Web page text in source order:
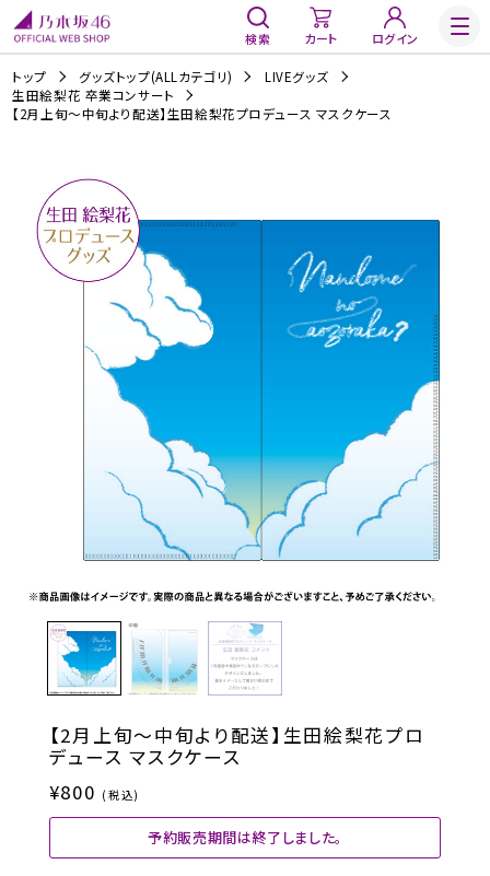
検索 カート ログイン
トップ グッズトップ(ALLカテゴリ)
LIVEグッズ
生田絵梨花 卒業コンサート
【2月上旬～中旬より配送】生田絵梨花プロデュース マスクケース
【2月上旬～中旬より配送】生田絵梨花プロ
デュース マスクケース
¥800 (税込)
予約販売期間は終了しました。